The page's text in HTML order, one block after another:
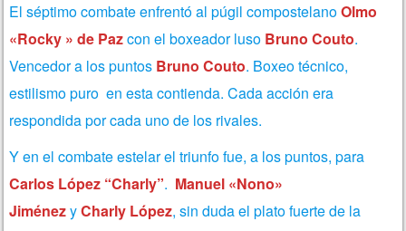
El séptimo combate enfrentó al púgil compostelanoOlmo
«Rocky » de Pazcon el boxeador luso Bruno Couto.
Vencedor a los puntos Bruno Couto. Boxeo técnico,
estilismo puro en esta contienda. Cada acción era
respondida por cada uno de los rivales.
Y en el combate estelar el triunfo fue, a los puntos, para
Carlos López “Charly”. Manuel «Nono»
JiménezyCharly López, sin duda el plato fuerte de la